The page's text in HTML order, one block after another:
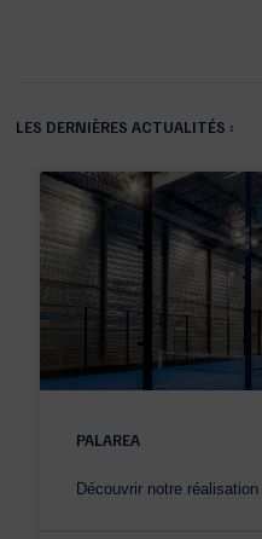
LES DERNIÈRES ACTUALITÉS :
PALAREA
Découvrir notre réalisation